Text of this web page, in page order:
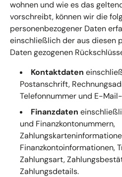
wohnen und wie es das
vorschreibt, können wir die
personenbezogener Daten
einschließlich der aus diesen
Daten gezogenen
Kontaktdaten
Postanschrift,
Telefonnummer und E-
Finanzdaten
und Finanzkontonummern,
Finanzkontoinformationen,
Zahlungsart,
Zahlungsdetails.